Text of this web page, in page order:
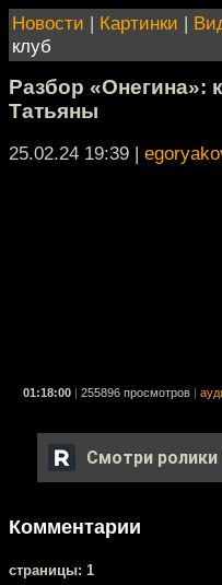
Новости | Картинки |
клуб
Разбор «Онегина»:
Татьяны
25.02.24 19:39 |
01:18:00 255896 просмотров
Смотри ролики
Комментарии
cтраницы: 1